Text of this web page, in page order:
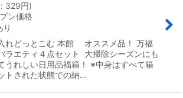
: 329円)
ン価格
り
れどっとこむ 本館 オススメ品！ 万福
エティ４点セット 大掃除シーズンにも
うれしい日用品福箱！ ※中身はすべて箱
トされた状態での納…